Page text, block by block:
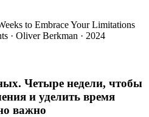
to Embrace Your Limitations
· Oliver Berkman · 2024
Четыре недели, чтобы
и уделить время
важно